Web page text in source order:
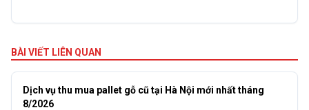
BÀI VIẾT LIÊN QUAN
Dịch vụ thu mua pallet gỗ cũ tại Hà Nội mới nhất tháng
8/2026